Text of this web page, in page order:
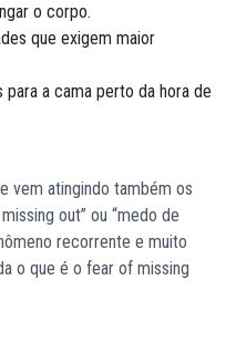
o corpo.
que exigem maior
a cama perto da hora de
vem atingindo também os
out” ou “medo de
recorrente e muito
o que é o fear of missing